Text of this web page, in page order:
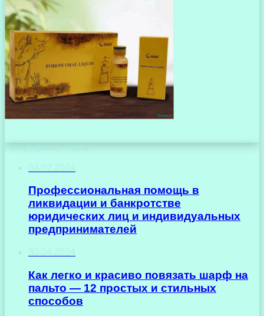
Профессиональная помощь в
ликвидации и банкротстве
юридических лиц и индивидуальных
предпринимателей
Как легко и красиво повязать шарф на
пальто — 12 простых и стильных
способов